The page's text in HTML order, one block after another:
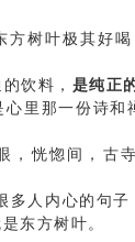
方树叶极其好
饮料， 是纯正
里那一份诗
，恍惚间，古
人内心的句子
东方树叶。